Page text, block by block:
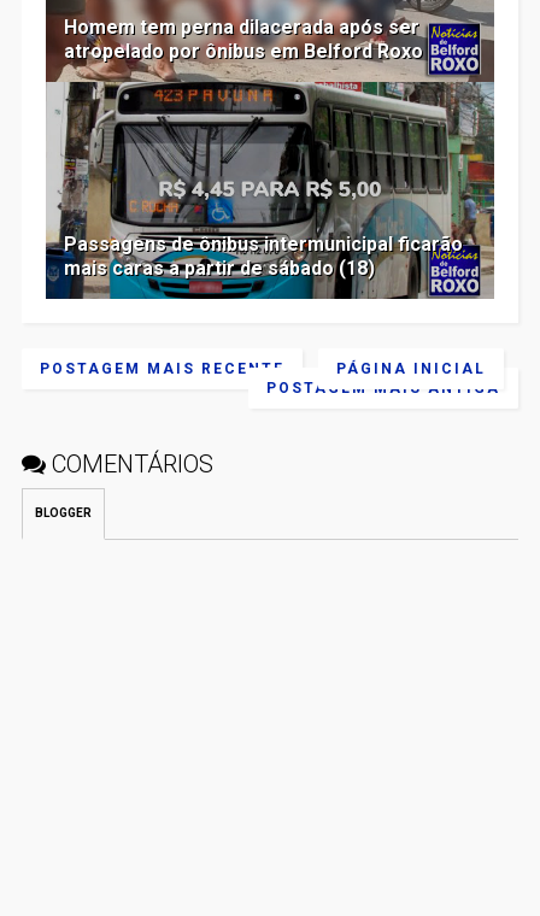
Homem tem perna dilacerada após ser
atropelado por ônibus em Belford Roxo
Passagens de ônibus intermunicipal ficarão
mais caras a partir de sábado (18)
POSTAGEM MAIS RECENTE
POSTAGEM MAIS ANTIGA
PÁGINA INICIAL
COMENTÁRIOS
BLOGGER